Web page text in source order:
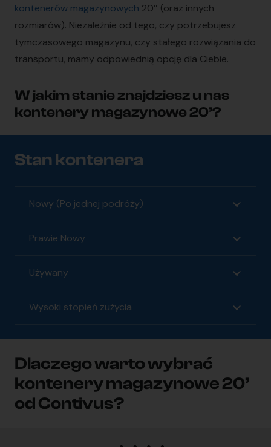
kontenerów magazynowych 20″ (oraz innych
rozmiarów). Niezależnie od tego, czy potrzebujesz
tymczasowego magazynu, czy stałego rozwiązania do
transportu, mamy odpowiednią opcję dla Ciebie.
W jakim stanie znajdziesz u nas
kontenery magazynowe 20’?
Stan kontenera
Nowy (Po jednej podróży)
Prawie Nowy
Używany
Wysoki stopień zużycia
Dlaczego warto wybrać
kontenery magazynowe 20’
od Contivus?